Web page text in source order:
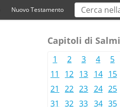
Nuovo Testamento
Capitoli di Salmi
1 2 3 4 5
11
12 13 14 15
21
22 23 24 25
31
32 33 34 35